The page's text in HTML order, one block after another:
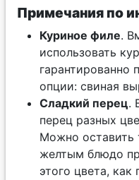
Примечания по
Куриное филе.
использовать
гарантированно
опции: свиная
Сладкий перец.
перец разных
Можно оставить
желтым блюдо
этого цвета,